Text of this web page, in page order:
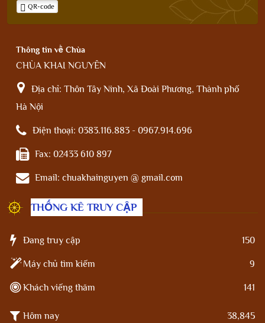
QR-code
Thông tin về Chùa
CHÙA KHAI NGUYÊN
Địa chỉ: Thôn Tây Ninh, Xã Đoài Phương, Thành phố
Hà Nội
Điện thoại: 0383.116.883 - 0967.914.696
Fax: 02433 610 897
Email: chuakhainguyen @ gmail.com
THỐNG KÊ TRUY CẬP
Đang truy cập 150
Máy chủ tìm kiếm 9
Khách viếng thăm 141
Hôm nay 38,845